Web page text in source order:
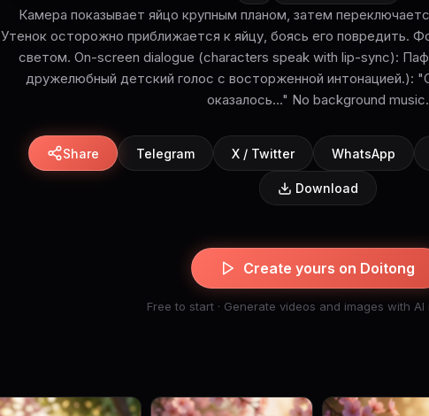
Камера показывает яйцо крупным планом, затем
Утенок осторожно приближается к яйцу, боясь его повредить.
светом. On-screen dialogue (characters speak with lip-sync):
дружелюбный детский голос с восторженной интонацией.):
оказалось..." No background music.
Share Telegram X / Twitter WhatsApp
Download
Create yours on Doitong
Free to start · Generate videos and images with